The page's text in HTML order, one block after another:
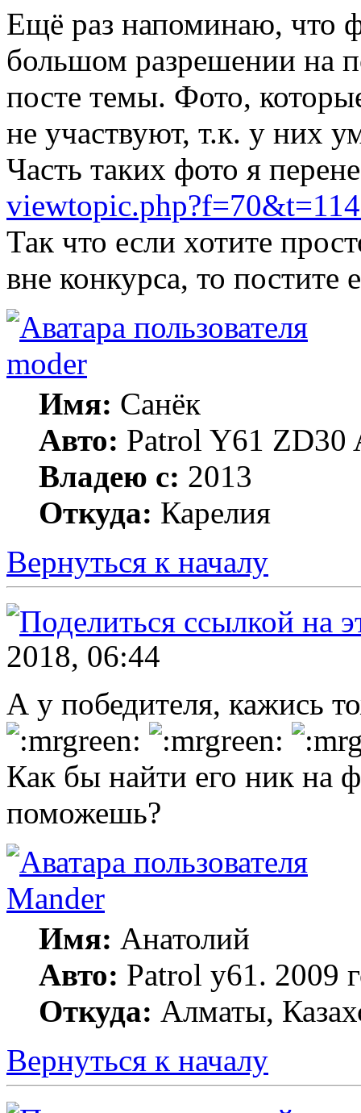
Ещё раз напоминаю, что
большом разрешении на
посте темы. Фото,
не участвуют, т.к. у них
Часть таких фото я
Так что если хотите
вне конкурса, то постите
moder
Имя: Санёк
Авто: Patrol Y61 ZD30
Владею с: 2013
Откуда: Карелия
Вернуться к началу
2018, 06:44
А у победителя, кажись
Как бы найти его ник на
поможешь?
Mander
Имя: Анатолий
Авто: Patrol y61.
Откуда: Алматы,
Вернуться к началу